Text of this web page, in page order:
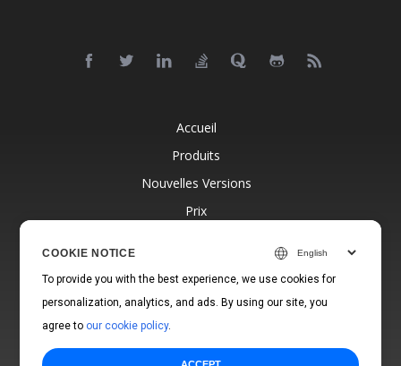
Accueil
Produits
Nouvelles Versions
Prix
Blog
Sites Web
COOKIE NOTICE
To provide you with the best experience, we use cookies for
personalization, analytics, and ads. By using our site, you
agree to our cookie policy.